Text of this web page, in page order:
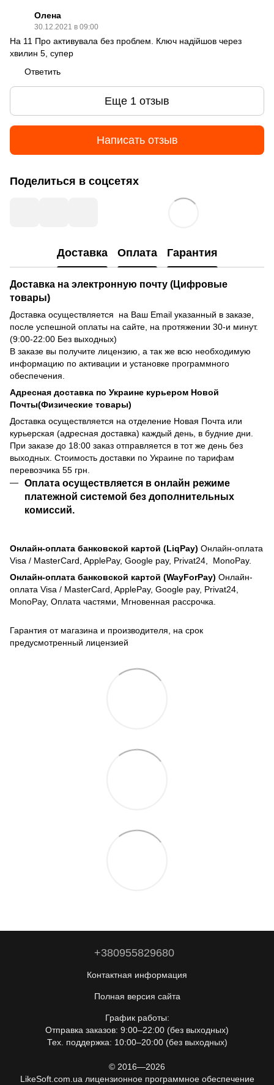
Олена
30.12.2021 в 09:00
На 11 Про активувала без проблем. Ключ надійшов через
хвилин 5, супер
Ответить
Еще 1 отзыв
Написать отзыв
Поделиться в соцсетях
Доставка Оплата Гарантия
Доставка на электронную почту (Цифровые
товары)
Доставка осуществляется на Ваш Email указанный в заказе,
после успешной оплаты на сайте, на протяжении 30-и минут.
(9:00-22:00 Без выходных)
В заказе вы получите лицензию, а так же всю необходимую
информацию по активации и установке программного
обеспечения.
Адресная доставка по Украине курьером Новой
Почты(Физические товары)
Доставка осуществляется на отделение Новая Почта или
курьерская (адресная доставка) каждый день, в будние дни.
При заказе до 18:00 заказ отправляется в тот же день без
выходных. Стоимость доставки по Украине по тарифам
перевозчика 55 грн.
Оплата осуществляется в онлайн режиме
платежной системой без дополнительных
комиссий.
Онлайн-оплата банковской картой (LiqPay) Онлайн-оплата
Visa / MasterCard, ApplePay, Google pay, Privat24, MonoPay.
Онлайн-оплата банковской картой (WayForPay) Онлайн-
оплата Visa / MasterCard, ApplePay, Google pay, Privat24,
MonoPay, Оплата частями, Мгновенная рассрочка.
Гарантия от магазина и производителя, на срок
предусмотренный лицензией
+380955829680
Контактная информация
Полная версия сайта
График работы:
Отправка заказов: 9:00–22:00 (без выходных)
Тех. поддержка: 10:00–20:00 (без выходных)
© 2016—2026
LikeSoft.com.ua лицензионное программное обеспечение